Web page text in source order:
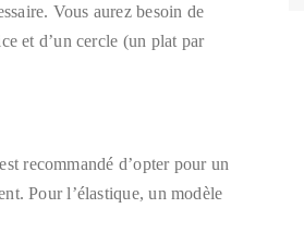
Vous aurez besoin de
et d’un cercle (un plat par
recommandé d’opter pour un
Pour l’élastique, un modèle